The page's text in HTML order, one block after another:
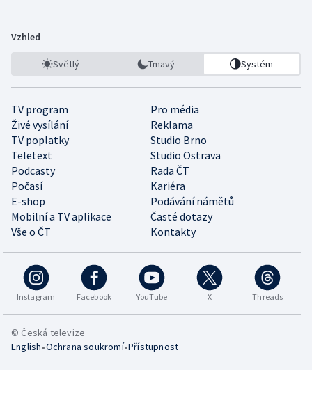
Vzhled
Světlý Tmavý Systém
TV program
Pro média
Živé vysílání
Reklama
TV poplatky
Studio Brno
Teletext
Studio Ostrava
Podcasty
Rada ČT
Počasí
Kariéra
E-shop
Podávání námětů
Mobilní a TV aplikace
Časté dotazy
Vše o ČT
Kontakty
Instagram Facebook YouTube X Threads
© Česká televize
English•Ochrana soukromí•Přístupnost